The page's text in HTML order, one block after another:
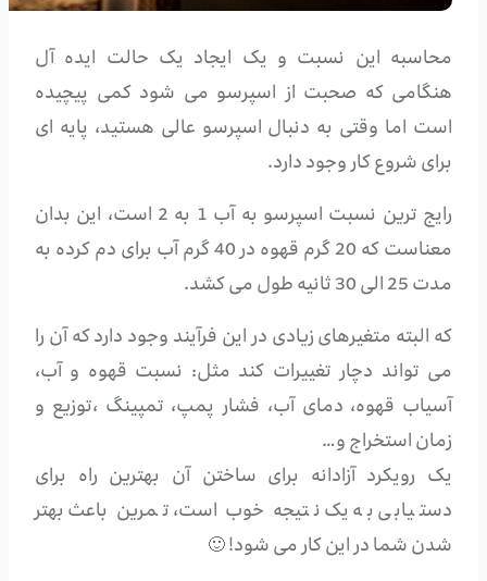
محاسبه این نسبت و یک ایجاد یک حالت ایده آل
هنگامی که صحبت از اسپرسو می شود کمی پیچیده
است اما وقتی به دنبال اسپرسو عالی هستید، پایه ای
برای شروع کار وجود دارد.
رایج ترین نسبت اسپرسو به آب 1 به 2 است، این بدان
معناست که 20 گرم قهوه در 40 گرم آب برای دم کرده به
مدت 25 الی 30 ثانیه طول می کشد.
که البته متغیرهای زیادی در این فرآیند وجود دارد که آن را
می تواند دچار تغییرات کند مثل: نسبت قهوه و آب،
آسیاب قهوه، دمای آب، فشار پمپ، تمپینگ ،توزیع و
زمان استخراج و…
یک رویکرد آزادانه برای ساختن آن بهترین راه برای
دستیابی به یک نتیجه خوب است، تمرین باعث بهتر
شدن شما در این کار می شود! 🙂